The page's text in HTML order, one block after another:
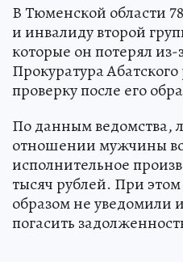
В Тюменской области
и инвалиду второй
которые он потерял
Прокуратура
проверку после его
По данным ведомства,
отношении мужчины
исполнительное
тысяч рублей. При
образом не уведомили
погасить